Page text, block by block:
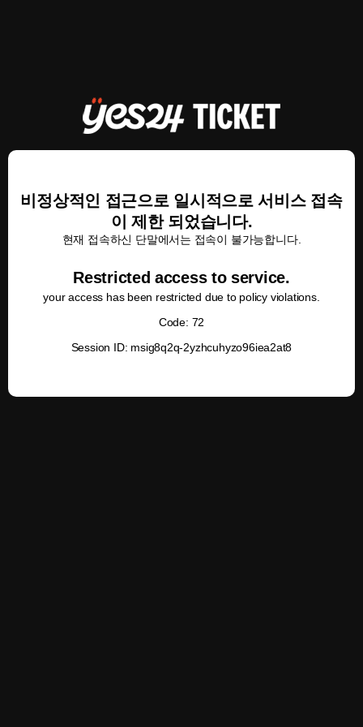
비정상적인 접근으로 일시적으로 서비스 접속
이 제한 되었습니다.
현재 접속하신 단말에서는 접속이 불가능합니다.
Restricted access to service.
your access has been restricted due to policy violations.
Code: 72
Session ID: msig8q2q-2yzhcuhyzo96iea2at8